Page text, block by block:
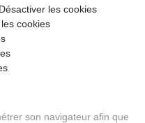
Désactiver les cookies
cookies
son navigateur afin que